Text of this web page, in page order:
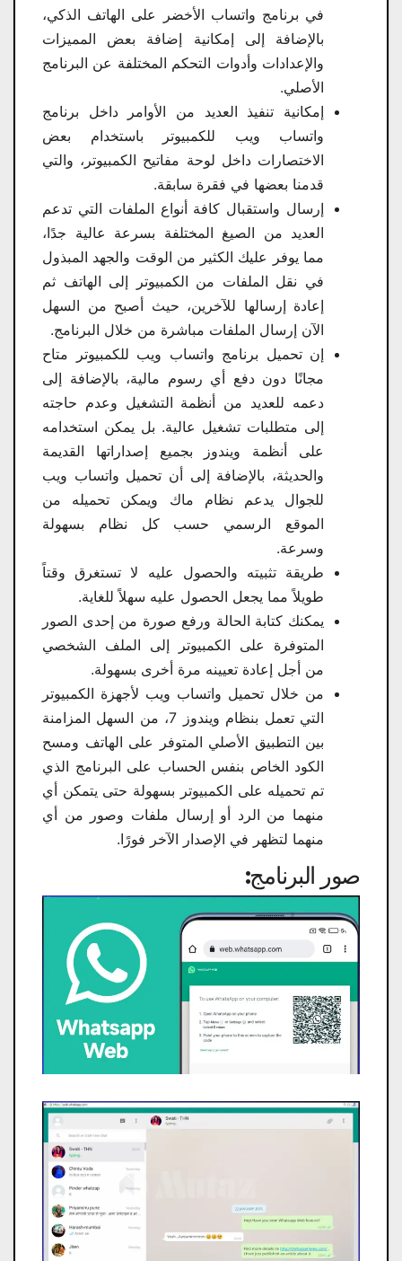
في برنامج واتساب الأخضر على الهاتف الذكي،
بالإضافة إلى إمكانية إضافة بعض المميزات
والإعدادات وأدوات التحكم المختلفة عن البرنامج
الأصلي.
إمكانية تنفيذ العديد من الأوامر داخل برنامج
واتساب ويب للكمبيوتر باستخدام بعض
الاختصارات داخل لوحة مفاتيح الكمبيوتر، والتي
قدمنا ​​بعضها في فقرة سابقة.
إرسال واستقبال كافة أنواع الملفات التي تدعم
العديد من الصيغ المختلفة بسرعة عالية جدًا،
مما يوفر عليك الكثير من الوقت والجهد المبذول
في نقل الملفات من الكمبيوتر إلى الهاتف ثم
إعادة إرسالها للآخرين، حيث أصبح من السهل
الآن إرسال الملفات مباشرة من خلال البرنامج.
إن تحميل برنامج واتساب ويب للكمبيوتر متاح
مجانًا دون دفع أي رسوم مالية، بالإضافة إلى
دعمه للعديد من أنظمة التشغيل وعدم حاجته
إلى متطلبات تشغيل عالية. بل يمكن استخدامه
على أنظمة ويندوز بجميع إصداراتها القديمة
والحديثة، بالإضافة إلى أن تحميل واتساب ويب
للجوال يدعم نظام ماك ويمكن تحميله من
الموقع الرسمي حسب كل نظام بسهولة
وسرعة.
طريقة تثبيته والحصول عليه لا تستغرق وقتاً
طويلاً مما يجعل الحصول عليه سهلاً للغاية.
يمكنك كتابة الحالة ورفع صورة من إحدى الصور
المتوفرة على الكمبيوتر إلى الملف الشخصي
من أجل إعادة تعيينه مرة أخرى بسهولة.
من خلال تحميل واتساب ويب لأجهزة الكمبيوتر
التي تعمل بنظام ويندوز 7، من السهل المزامنة
بين التطبيق الأصلي المتوفر على الهاتف ومسح
الكود الخاص بنفس الحساب على البرنامج الذي
تم تحميله على الكمبيوتر بسهولة حتى يتمكن أي
منهما من الرد أو إرسال ملفات وصور من أي
منهما لتظهر في الإصدار الآخر فورًا.
صور البرنامج: